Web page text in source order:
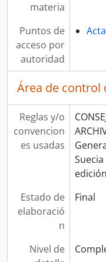
materia
Puntos de
acceso por
autoridad
Área de control
Reglas y/o
convencion
es usadas
Estado de
elaboració
n
Final
Nivel de